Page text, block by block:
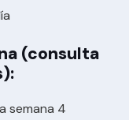
(consulta
semana 4